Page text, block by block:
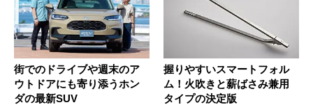
街でのドライブや週末のア
ウトドアにも寄り添うホン
ダの最新SUV
握りやすいスマートフォル
ム！火吹きと薪ばさみ兼用
タイプの決定版